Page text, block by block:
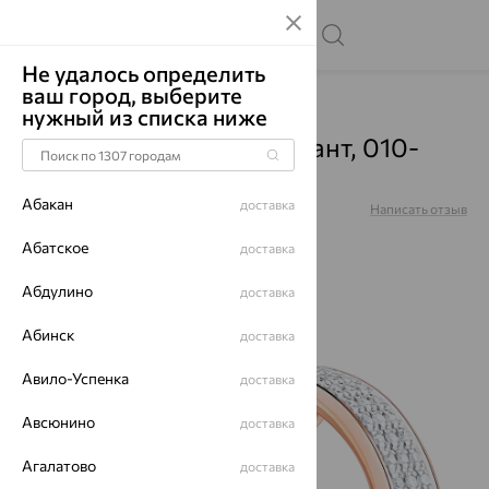
Главная Каталог Серьги Бриллиант
Серьги, золото, бриллиант, 010-
21000
Артикул: Написать отзыв
Не удалось определить
ваш город, выберите
нужный из списка ниже
Абакан доставка
Абатское доставка
Абдулино доставка
Абинск доставка
Авило-Успенка доставка
Авсюнино доставка
Агалатово доставка